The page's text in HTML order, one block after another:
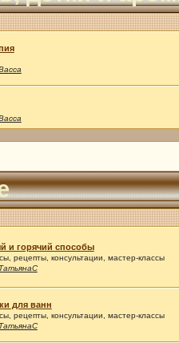
и горячий способы
рецепты, консультации, мастер-классы
ТатьянаС
для ванн
рецепты, консультации, мастер-классы
ТатьянаС